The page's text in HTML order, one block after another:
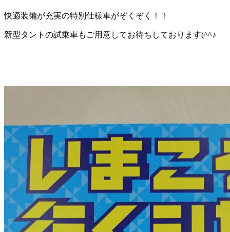
快適装備が充実の特別仕様車がぞくぞく！！
新型タントの試乗車もご用意してお待ちしております(^^♪